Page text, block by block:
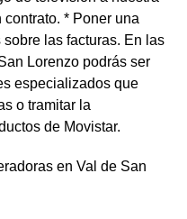
* Poner una
las facturas. En las
Lorenzo podrás ser
especializados que
o tramitar la
de Movistar.
en Val de San